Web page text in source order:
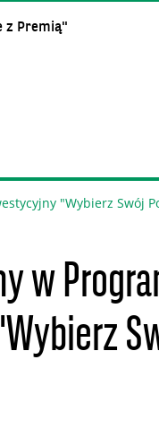
z Premią"
"Wybierz Swój
w